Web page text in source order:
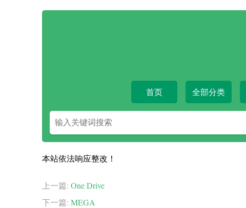
首页 全部分类
搜
索
字
本站依法响应整改！
上一篇: One Drive
下一篇: MEGA